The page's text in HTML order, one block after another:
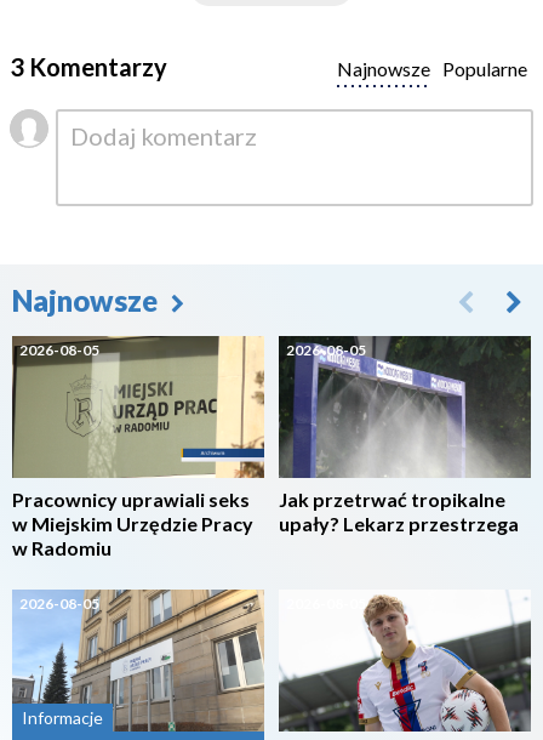
3 Komentarzy Popularne
Najnowsze
Najnowsze
2026-08-05
Pracownicy uprawiali seks
w Miejskim Urzędzie Pracy
w Radomiu
2026-08-05
Informacje
2026-08-05
Jak przetrwać tropikalne
upały? Lekarz przestrzega
2026-08-05